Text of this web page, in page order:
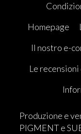
Homepage
Il nostro e-
Le
Produzione e
PIGMENT e